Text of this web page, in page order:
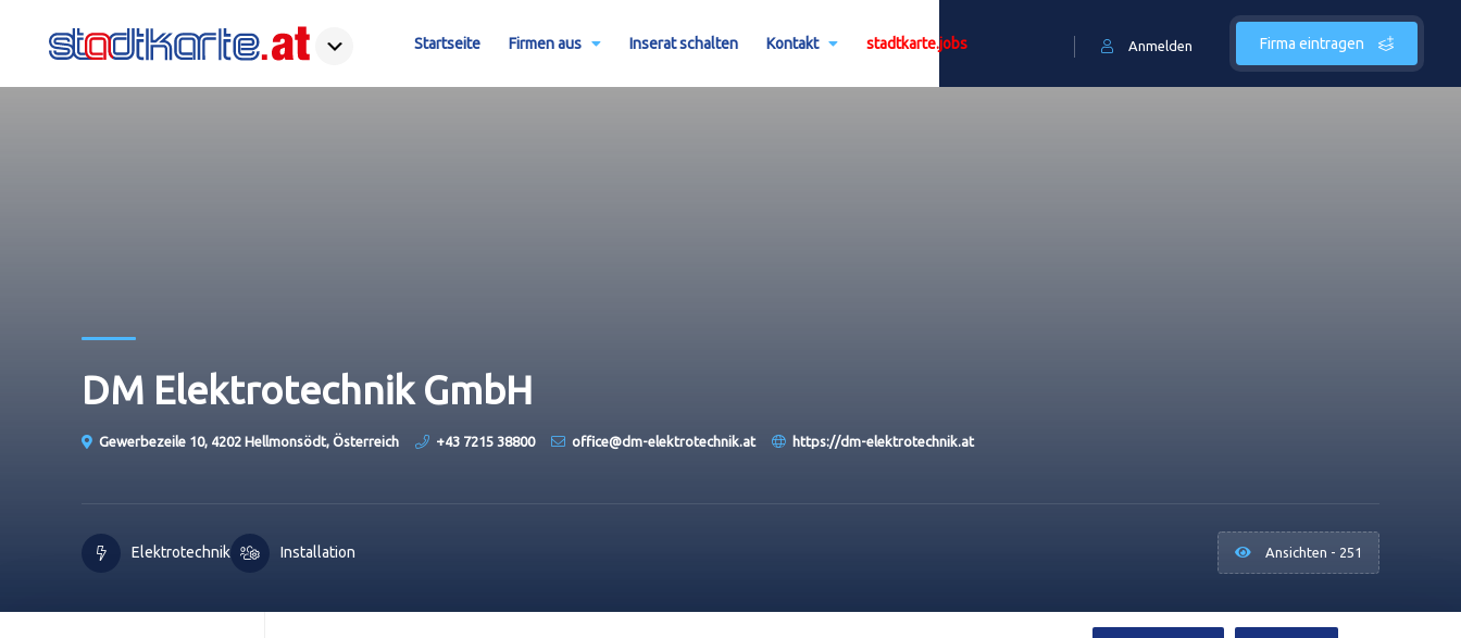
Firma eintragen
Anmelden
Startseite Firmen aus Inserat schalten Kontakt stadtkarte.jobs
DM Elektrotechnik GmbH
Gewerbezeile 10, 4202 Hellmonsödt, Österreich +43 7215 38800 office@dm-elektrotechnik.at https://dm-elektrotechnik.at
Elektrotechnik Installation Ansichten - 251